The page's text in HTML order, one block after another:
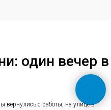
один вечер в
вернулись с работы, на улице в